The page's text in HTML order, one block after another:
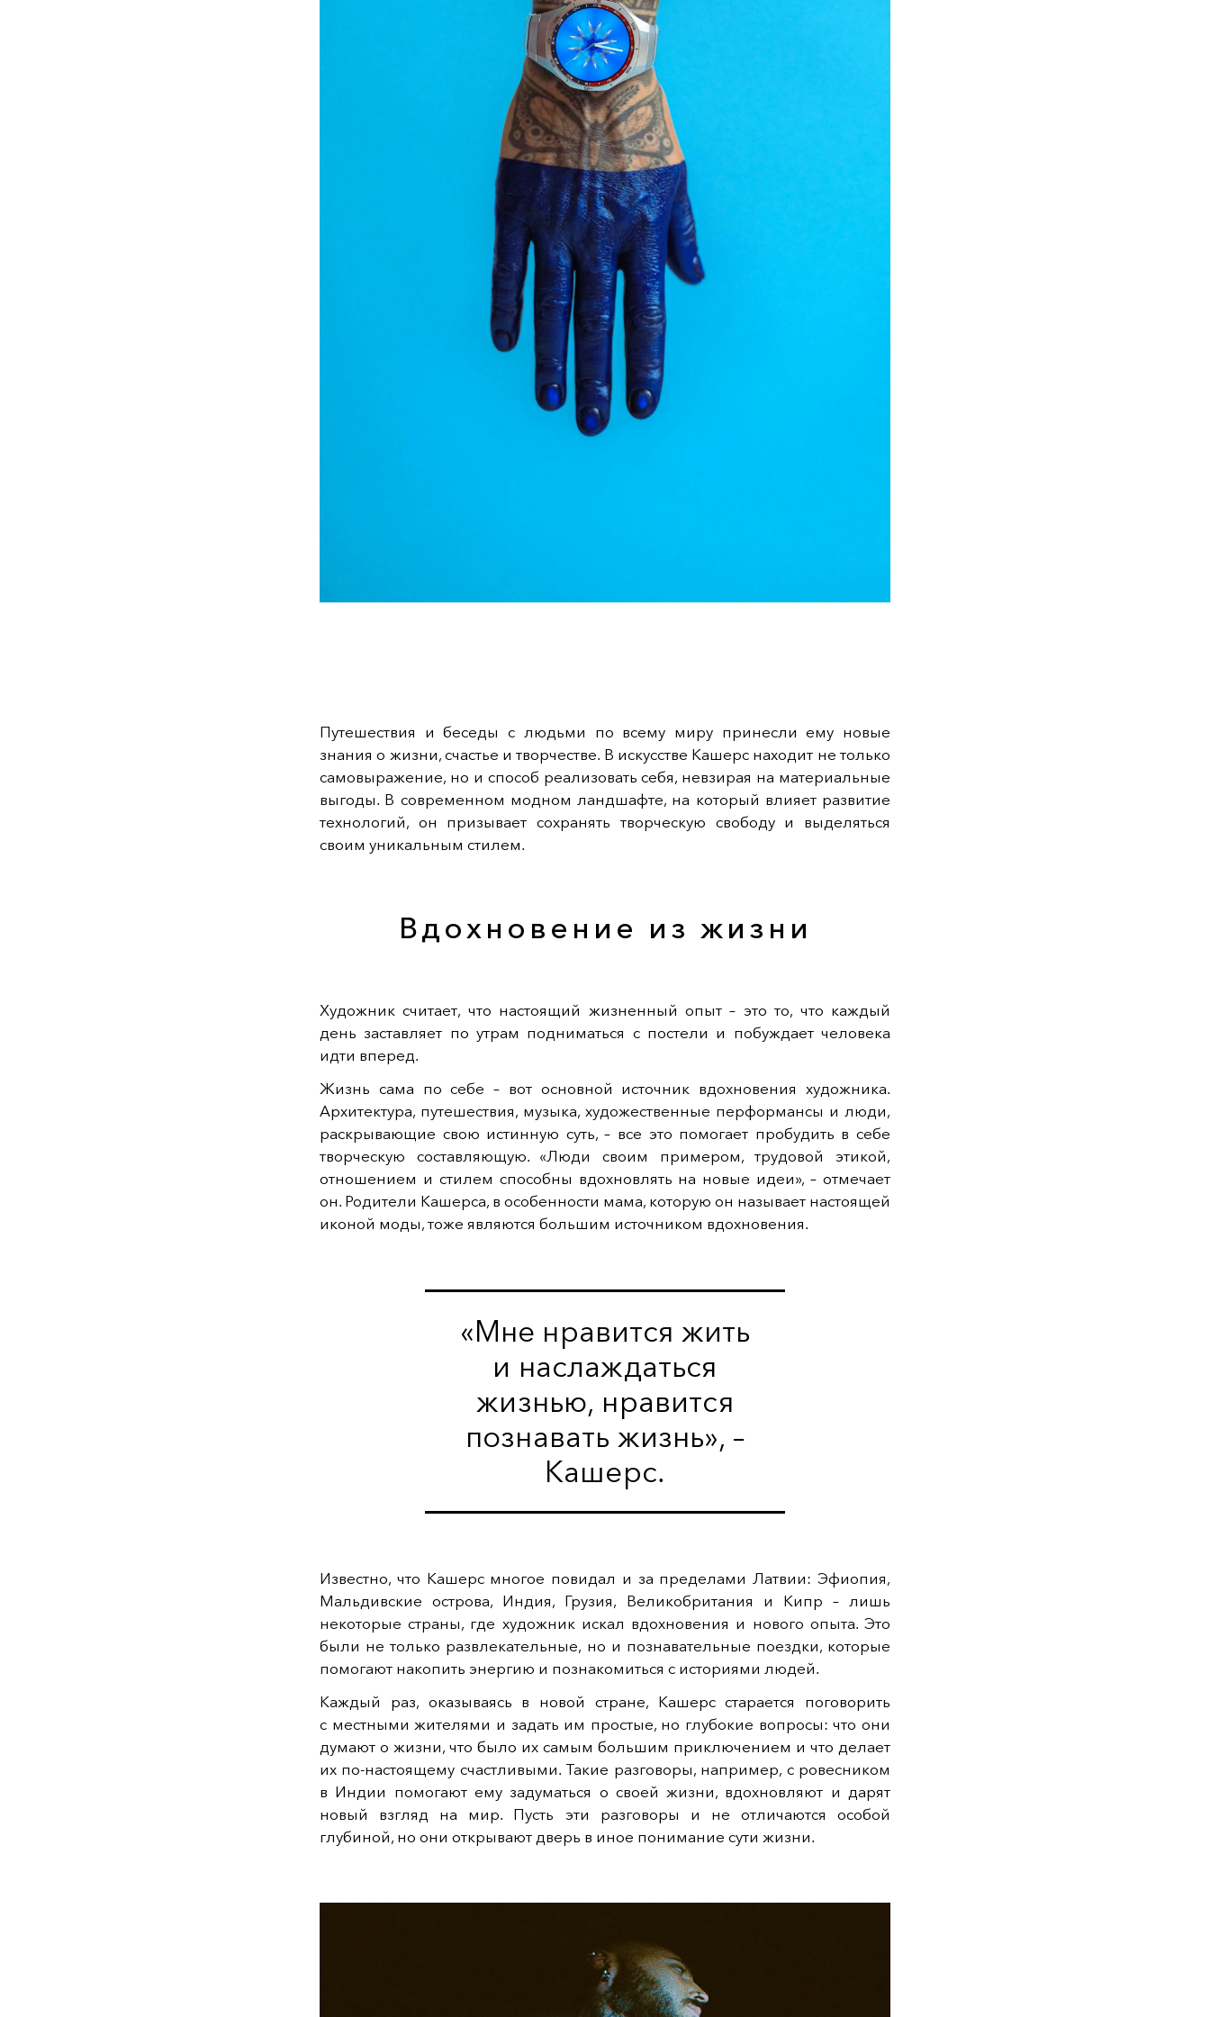
Путешествия и беседы с людьми по всему миру принесли ему новые
знания о жизни, счастье и творчестве. В искусстве Кашерс находит не только
самовыражение, но и способ реализовать себя, невзирая на материальные
выгоды. В современном модном ландшафте, на который влияет развитие
технологий, он призывает сохранять творческую свободу и выделяться
своим уникальным стилем.
Вдохновение из жизни
Художник считает, что настоящий жизненный опыт – это то, что каждый
день заставляет по утрам подниматься с постели и побуждает человека
идти вперед.
Жизнь сама по себе – вот основной источник вдохновения художника.
Архитектура, путешествия, музыка, художественные перформансы и люди,
раскрывающие свою истинную суть, – все это помогает пробудить в себе
творческую составляющую. «Люди своим примером, трудовой этикой,
отношением и стилем способны вдохновлять на новые идеи», – отмечает
он. Родители Кашерса, в особенности мама, которую он называет настоящей
иконой моды, тоже являются большим источником вдохновения.
«Мне нравится жить
и наслаждаться
жизнью, нравится
познавать жизнь», –
Кашерс.
Известно, что Кашерс многое повидал и за пределами Латвии: Эфиопия,
Мальдивские острова, Индия, Грузия, Великобритания и Кипр – лишь
некоторые страны, где художник искал вдохновения и нового опыта. Это
были не только развлекательные, но и познавательные поездки, которые
помогают накопить энергию и познакомиться с историями людей.
Каждый раз, оказываясь в новой стране, Кашерс старается поговорить
с местными жителями и задать им простые, но глубокие вопросы: что они
думают о жизни, что было их самым большим приключением и что делает
их по-настоящему счастливыми. Такие разговоры, например, с ровесником
в Индии помогают ему задуматься о своей жизни, вдохновляют и дарят
новый взгляд на мир. Пусть эти разговоры и не отличаются особой
глубиной, но они открывают дверь в иное понимание сути жизни.